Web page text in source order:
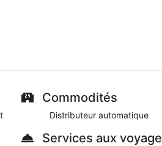
vous ne serez qu'à quelques
en supplément
Vetus et Ars Nova
et notamment un
de départ express. Le Wi-Fi est
Commodités
Distributeur automatique
Services aux